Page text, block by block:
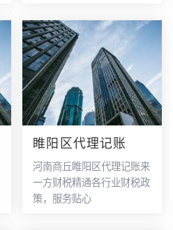
睢阳区代理记账
河南商丘睢阳区代理记账来
一方财税精通各行业财税政
策，服务贴心